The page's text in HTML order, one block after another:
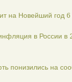
на Новейший год
в России в
понизились на